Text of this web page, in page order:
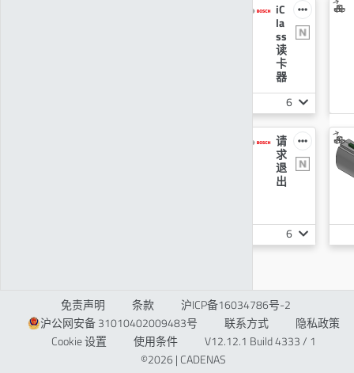
iC
la
ss
读
卡
器
6
请
求
退
出
6
免责声明 条款
沪ICP备16034786号-2
沪公网安备 31010402009483号
联系方式
隐私政策
Cookie 设置
使用条件
V12.12.1 Build 4333 / 1
©2026 | CADENAS